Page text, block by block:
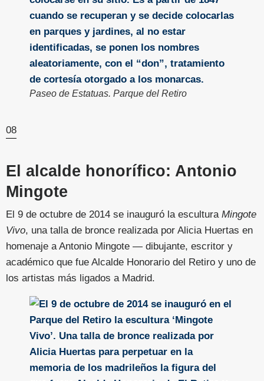
Paseo de Estatuas. Parque del Retiro
08
El alcalde honorífico: Antonio
Mingote
El 9 de octubre de 2014 se inauguró la escultura Mingote
Vivo, una talla de bronce realizada por Alicia Huertas en
homenaje a Antonio Mingote — dibujante, escritor y
académico que fue Alcalde Honorario del Retiro y uno de
los artistas más ligados a Madrid.